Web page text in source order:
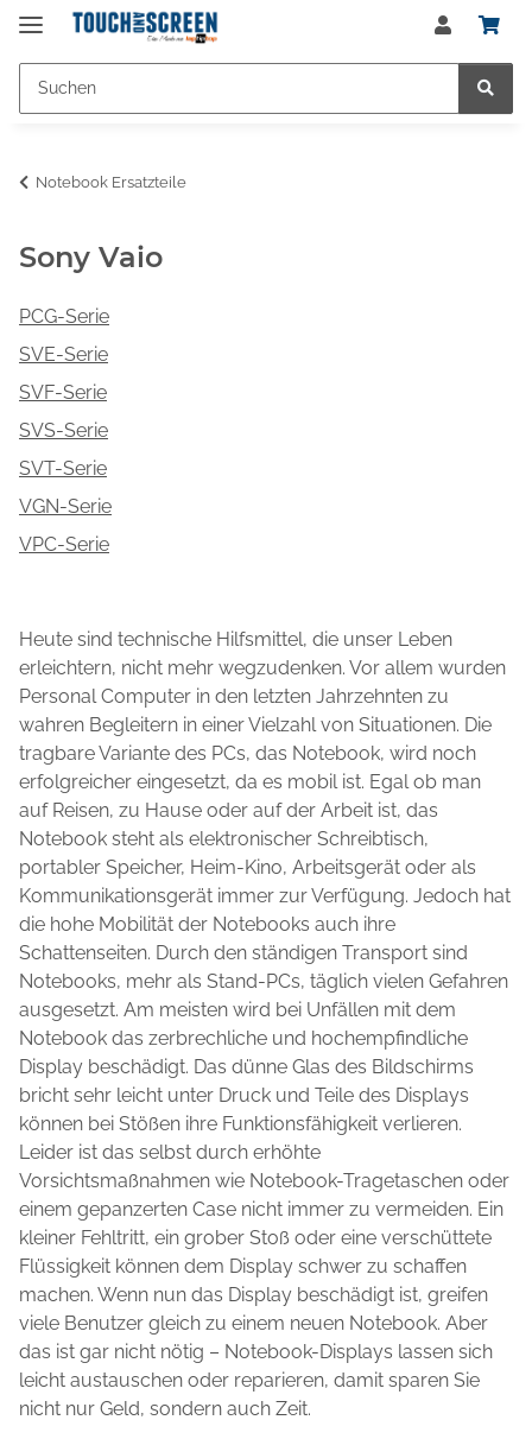
Notebook Ersatzteile
Sony Vaio
PCG-Serie
SVE-Serie
SVF-Serie
SVS-Serie
SVT-Serie
VGN-Serie
VPC-Serie
Heute sind technische Hilfsmittel, die unser Leben
erleichtern, nicht mehr wegzudenken. Vor allem wurden
Personal Computer in den letzten Jahrzehnten zu
wahren Begleitern in einer Vielzahl von Situationen. Die
tragbare Variante des PCs, das Notebook, wird noch
erfolgreicher eingesetzt, da es mobil ist. Egal ob man
auf Reisen, zu Hause oder auf der Arbeit ist, das
Notebook steht als elektronischer Schreibtisch,
portabler Speicher, Heim-Kino, Arbeitsgerät oder als
Kommunikationsgerät immer zur Verfügung. Jedoch hat
die hohe Mobilität der Notebooks auch ihre
Schattenseiten. Durch den ständigen Transport sind
Notebooks, mehr als Stand-PCs, täglich vielen Gefahren
ausgesetzt. Am meisten wird bei Unfällen mit dem
Notebook das zerbrechliche und hochempfindliche
Display beschädigt. Das dünne Glas des Bildschirms
bricht sehr leicht unter Druck und Teile des Displays
können bei Stößen ihre Funktionsfähigkeit verlieren.
Leider ist das selbst durch erhöhte
Vorsichtsmaßnahmen wie Notebook-Tragetaschen oder
einem gepanzerten Case nicht immer zu vermeiden. Ein
kleiner Fehltritt, ein grober Stoß oder eine verschüttete
Flüssigkeit können dem Display schwer zu schaffen
machen. Wenn nun das Display beschädigt ist, greifen
viele Benutzer gleich zu einem neuen Notebook. Aber
das ist gar nicht nötig – Notebook-Displays lassen sich
leicht austauschen oder reparieren, damit sparen Sie
nicht nur Geld, sondern auch Zeit.